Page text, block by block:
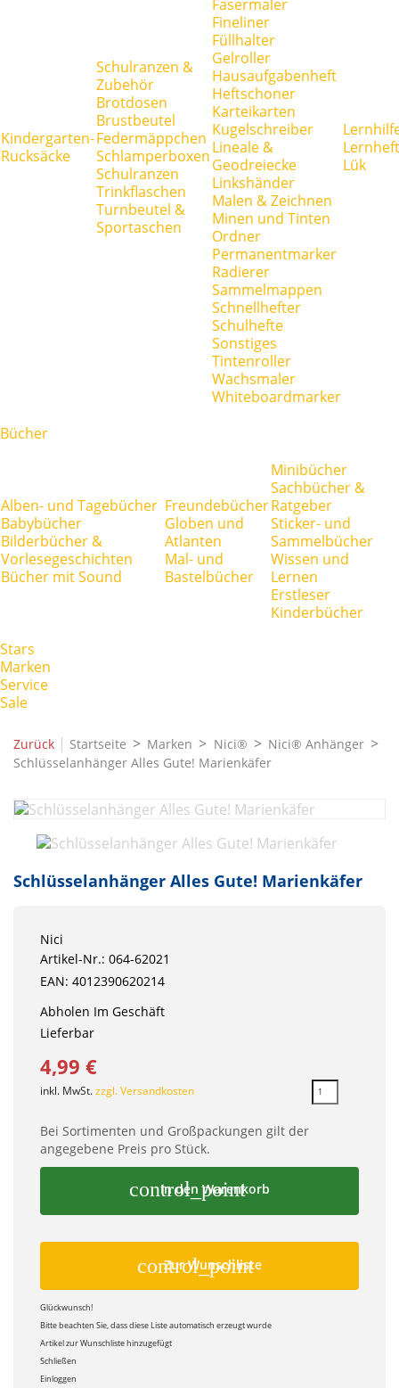
Kindergarten-
Rucksäcke
Schulranzen &
Zubehör
Brotdosen
Brustbeutel
Federmäppchen
Schlamperboxen
Schulranzen
Trinkflaschen
Turnbeutel &
Sportaschen
Fasermaler
Fineliner
Füllhalter
Gelroller
Hausaufgabenheft
Heftschoner
Karteikarten
Kugelschreiber
Lineale &
Geodreiecke
Linkshänder
Malen & Zeichnen
Minen und Tinten
Ordner
Permanentmarker
Radierer
Sammelmappen
Schnellhefter
Schulhefte
Sonstiges
Tintenroller
Wachsmaler
Whiteboardmarker
Lük
Bücher
Alben- und Tagebücher
Babybücher
Bilderbücher &
Vorlesegeschichten
Bücher mit Sound
Freundebücher
Globen und
Atlanten
Mal- und
Bastelbücher
Minibücher
Sachbücher &
Ratgeber
Sticker- und
Sammelbücher
Wissen und
Lernen
Erstleser
Kinderbücher
Stars
Marken
Service
Sale
Zurück | Startseite Marken Nici®
Nici® Anhänger
Schlüsselanhänger Alles Gute! Marienkäfer
Schlüsselanhänger Alles Gute! Marienkäfer
Nici
Artikel-Nr.: 064-62021
EAN: 4012390620214
Abholen Im Geschäft
Lieferbar
4,99 €
inkl. MwSt.zzgl. Versandkosten
Bei Sortimenten und Großpackungen gilt der
angegebene Preis pro Stück.
control_point
In den Warenkorb
control_point
Zur Wunschliste
Glückwunsch!
Bitte beachten Sie, dass diese Liste automatisch erzeugt wurde
Artikel zur Wunschliste hinzugefügt
Schließen
Einloggen